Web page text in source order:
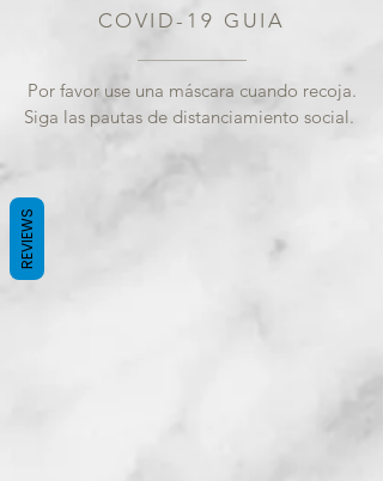
COVID-19 GUIA
Por favor use una máscara cuando recoja.
Siga las pautas de distanciamiento social.
REVIEWS